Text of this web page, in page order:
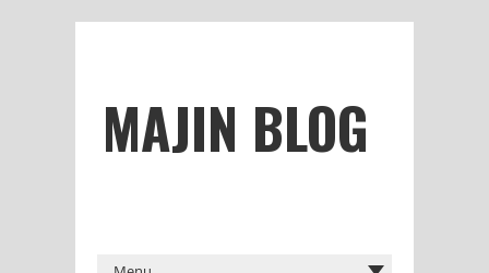
MAJIN BLOG